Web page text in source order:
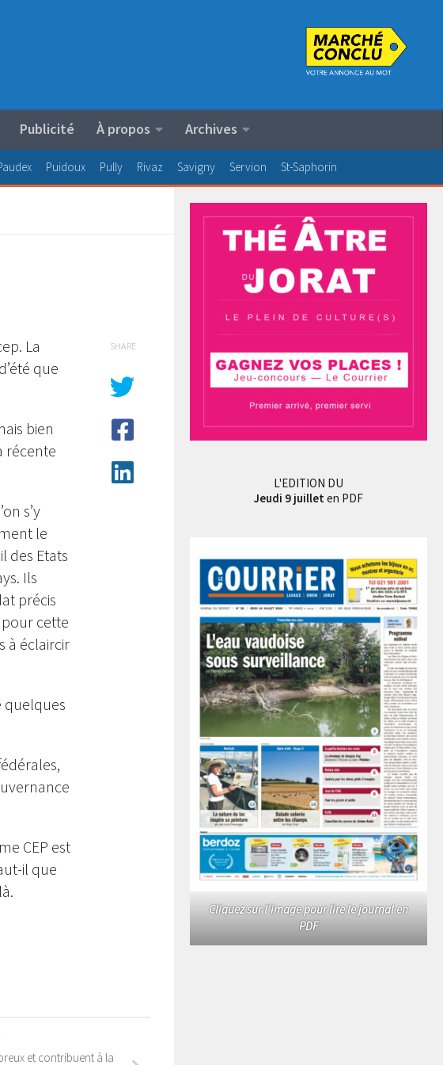
Publicité À propos Archives
Puidoux Pully Rivaz Savigny Servion St-Saphorin
La
que
bien
récente
s’y
le
des Etats
Ils
précis
cette
à éclaircir
quelques
CEP est
il que
SHARE
et contribuent à la
L'EDITION DU
Jeudi 9 juillet en PDF
Cliquez sur l'image pour lire le journal en
PDF